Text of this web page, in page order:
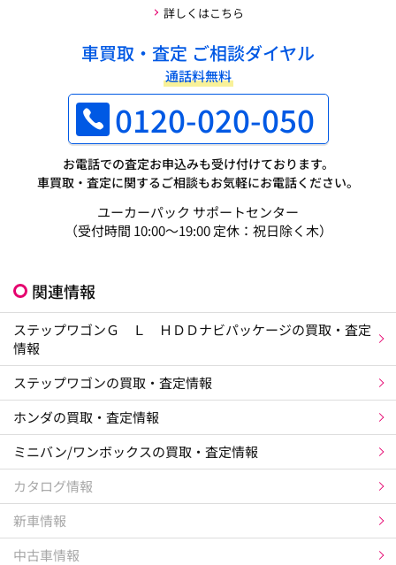
詳しくはこちら
車買取・査定 ご相談ダイヤル
通話料無料
0120-020-050
お電話での査定お申込みも受け付けております。
車買取・査定に関するご相談もお気軽にお電話ください。
ユーカーパック サポートセンター
（受付時間 10:00～19:00 定休：祝日除く木）
関連情報
ステップワゴンＧ Ｌ ＨＤＤナビパッケージの買取・査定
情報
ステップワゴンの買取・査定情報
ホンダの買取・査定情報
ミニバン/ワンボックスの買取・査定情報
カタログ情報
新車情報
中古車情報